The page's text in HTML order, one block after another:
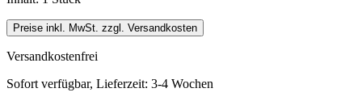
Preise inkl. MwSt. zzgl. Versandkosten
Versandkostenfrei
Sofort verfügbar, Lieferzeit: 3-4 Wochen